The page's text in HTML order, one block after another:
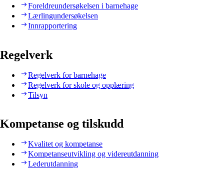
Foreldreundersøkelsen i barnehage
Lærlingundersøkelsen
Innrapportering
Regelverk
Regelverk for barnehage
Regelverk for skole og opplæring
Tilsyn
Kompetanse og tilskudd
Kvalitet og kompetanse
Kompetanseutvikling og videreutdanning
Lederutdanning